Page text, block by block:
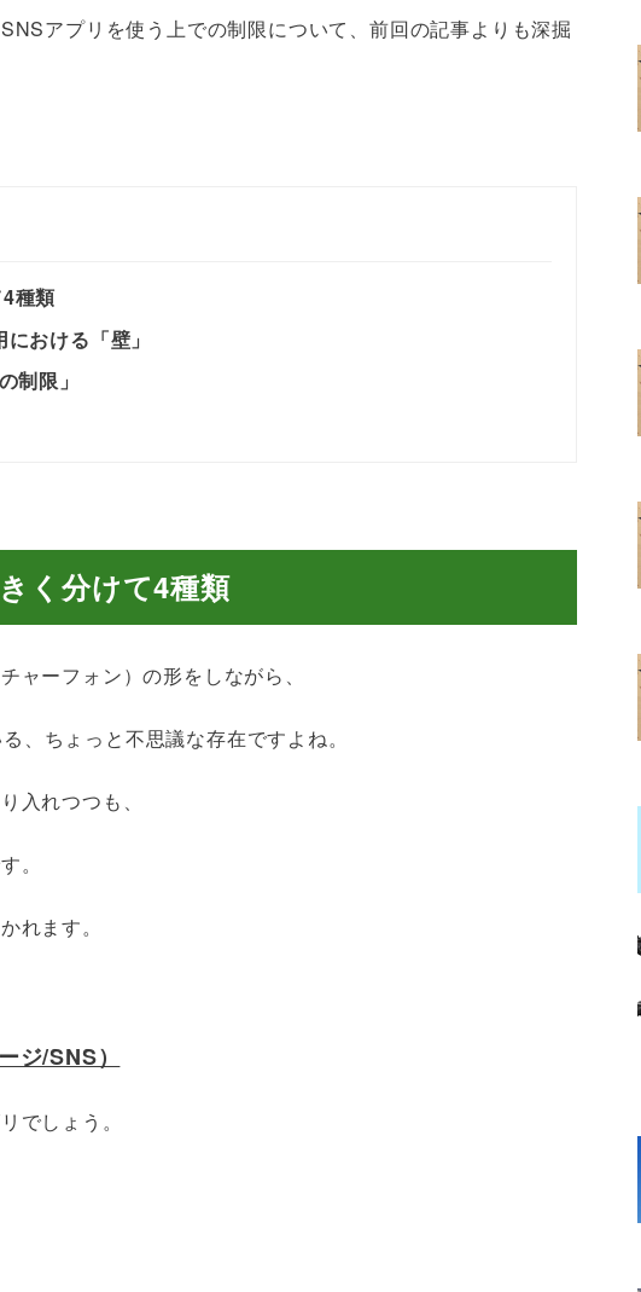
アプリを使う上での制限について、前回の記事よりも深掘
種類
おける「壁」
制限」
く分けて4種類
ャーフォン）の形をしながら、
、ちょっと不思議な存在ですよね。
入れつつも、
。
れます。
ジ/SNS）
でしょう。